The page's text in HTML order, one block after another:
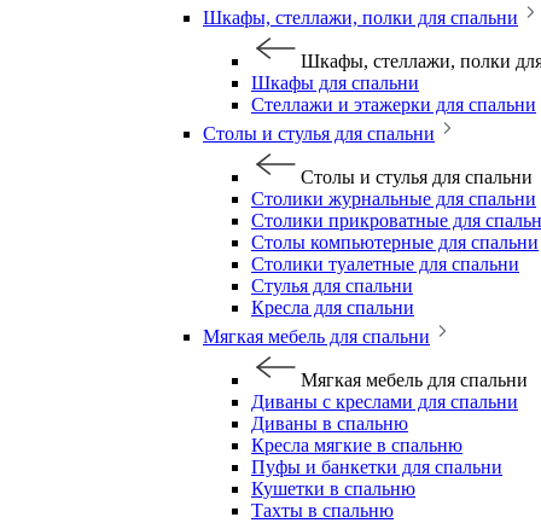
Шкафы, стеллажи, полки для спальни
Шкафы, стеллажи, полки
Шкафы для спальни
Стеллажи и этажерки для спальни
Столы и стулья для спальни
Столы и стулья для спальни
Столики журнальные для спальни
Столики прикроватные для
Столы компьютерные для спальни
Столики туалетные для спальни
Стулья для спальни
Кресла для спальни
Мягкая мебель для спальни
Мягкая мебель для спальни
Диваны с креслами для спальни
Диваны в спальню
Кресла мягкие в спальню
Пуфы и банкетки для спальни
Кушетки в спальню
Тахты в спальню